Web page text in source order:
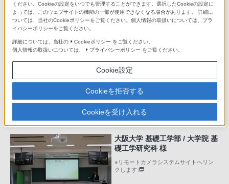
事例紹介
山口大学 共同獣医学部 様
※リモートカメラシステムサイトへリン
クします
大阪大学 基礎工学部 / 大学院 基
礎工学研究科 様
※リモートカメラシステムサイトへリン
クします
ください。Cookieの設定をいつでも管理することができます。選択したCookieの設定に
よっては、このウェブサイトの機能の一部が使用できなくなる場合があります。 詳細に
ついては、当社のCookieポリシーをご覧ください。個人情報の取扱いについては、プラ
イバシーポリシーをご覧ください。
詳細については、当社の Cookieポリシー をご覧ください。
個人情報の取扱いについては、
プライバシーポリシー をご覧ください。
Cookie設定
Cookieを拒否する
Cookieを受け入れる